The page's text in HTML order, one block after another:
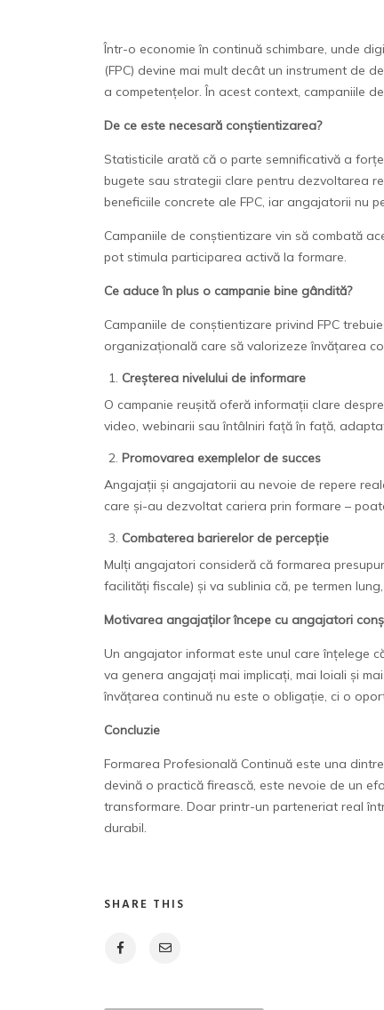
Într-o economie în continuă schimbare, unde
(FPC) devine mai mult decât un instrument de
a competențelor. În acest context, campaniile
De ce este necesară conștientizarea?
Statisticile arată că o parte semnificativă a
bugete sau strategii clare pentru dezvoltarea
beneficiile concrete ale FPC, iar angajatorii nu
Campaniile de conștientizare vin să combată
pot stimula participarea activă la formare.
Ce aduce în plus o campanie bine gândită?
Campaniile de conștientizare privind FPC
organizațională care să valorizeze învățarea
Creșterea nivelului de informare
O campanie reușită oferă informații clare
video, webinarii sau întâlniri față în față,
Promovarea exemplelor de succes
Angajații și angajatorii au nevoie de repere
care și-au dezvoltat cariera prin formare –
Combaterea barierelor de percepție
Mulți angajatori consideră că formarea
facilități fiscale) și va sublinia că, pe termen
Motivarea angajaților începe cu angajatori
Un angajator informat este unul care înțelege
va genera angajați mai implicați, mai loiali și
învățarea continuă nu este o obligație, ci o
Concluzie
Formarea Profesională Continuă este una
devină o practică firească, este nevoie de un
transformare. Doar printr-un parteneriat real
durabil.
SHARE THIS